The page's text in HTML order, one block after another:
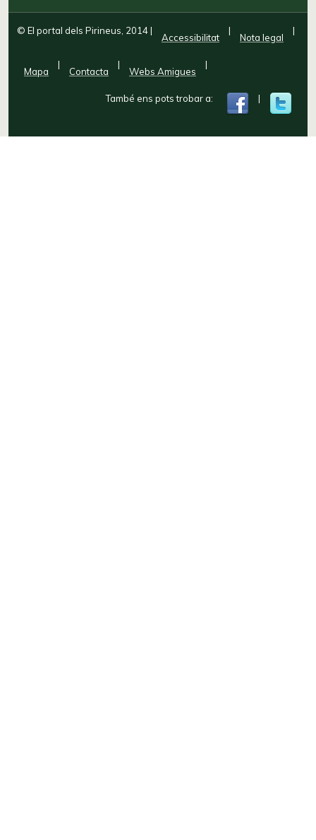
© El portal dels Pirineus, 2014|
Accessibilitat
|
Nota legal
|
Mapa
|
Contacta
|
Webs Amigues
|
També ens pots trobar a: |